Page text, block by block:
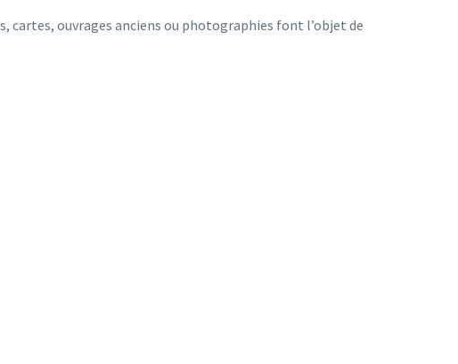
ouvrages anciens ou photographies font l’objet de